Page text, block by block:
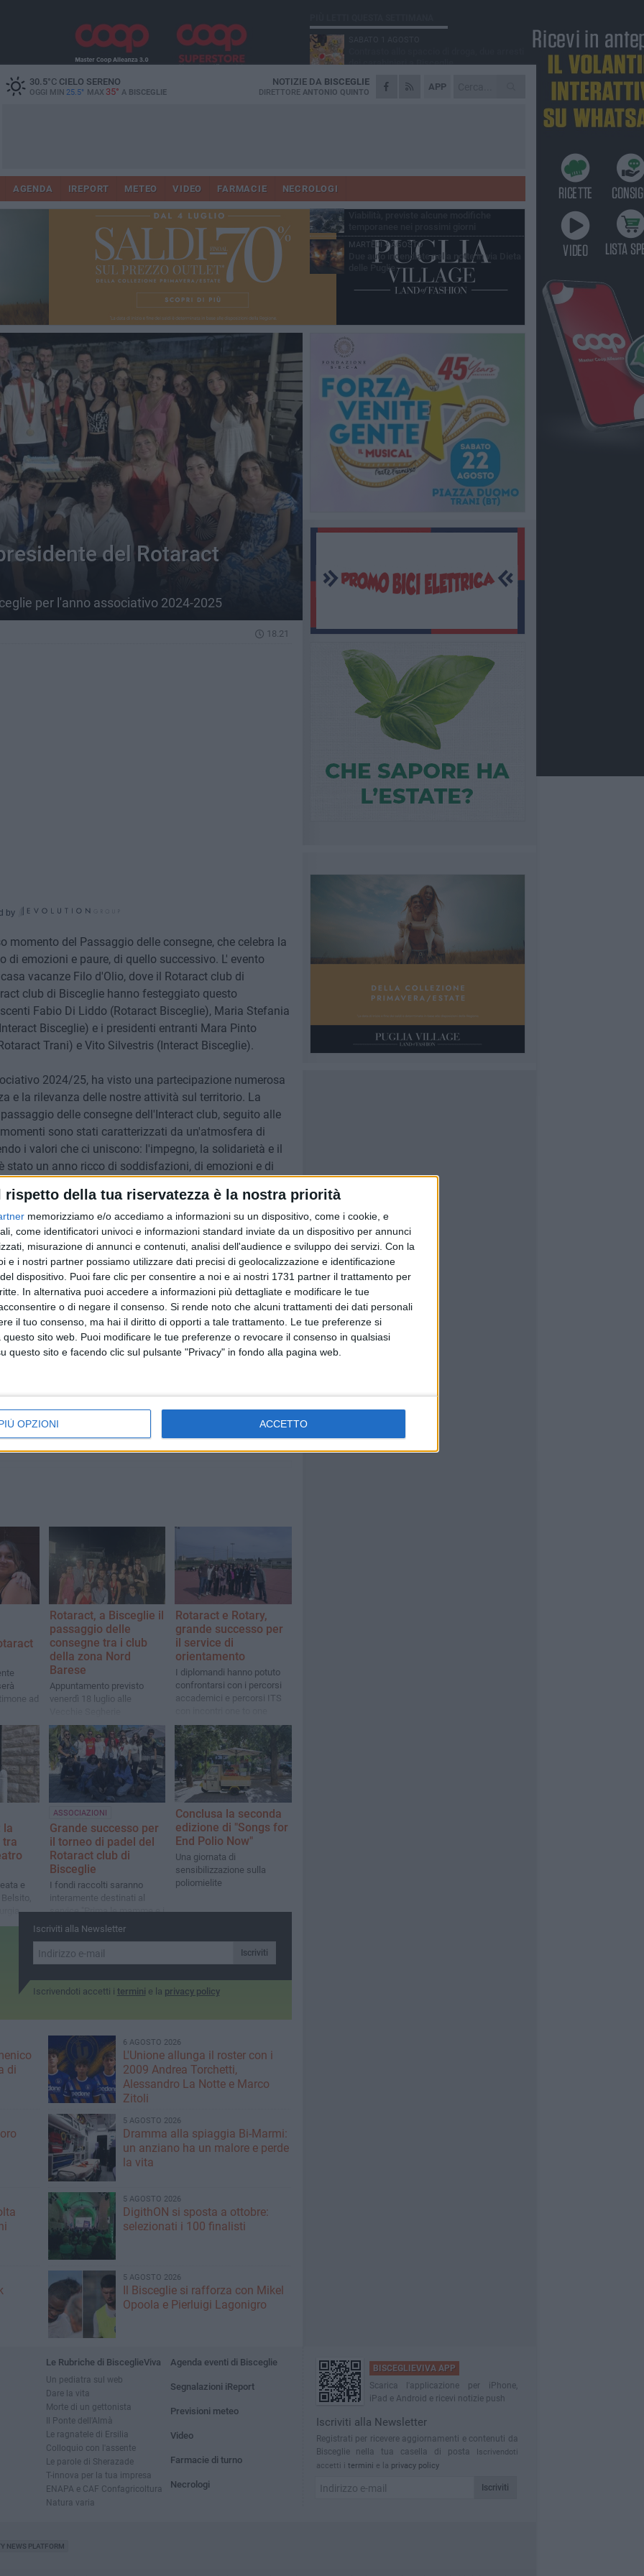
rispetto della tua riservatezza è la nostra priorità
memorizziamo e/o accediamo a informazioni su un dispositivo, come i cookie, e
come identificatori univoci e informazioni standard inviate da un dispositivo per annunci
misurazione di annunci e contenuti, analisi dell'audience e sviluppo dei servizi. Con la
e i nostri partner possiamo utilizzare dati precisi di geolocalizzazione e identificazione
dispositivo. Puoi fare clic per consentire a noi e ai nostri 1731 partner il trattamento per
In alternativa puoi accedere a informazioni più dettagliate e modificare le tue
o di negare il consenso. Si rende noto che alcuni trattamenti dei dati personali
il tuo consenso, ma hai il diritto di opporti a tale trattamento. Le tue preferenze si
sito web. Puoi modificare le tue preferenze o revocare il consenso in qualsiasi
questo sito e facendo clic sul pulsante "Privacy" in fondo alla pagina web.
OPZIONI ACCETTO
30.5°CCIELO SERENO
OGGI MIN 25.5° MAX 35° A BISCEGLIE
APP
NOTIZIE DA BISCEGLIE
DIRETTORE ANTONIO QUINTO
AGENDA IREPORT METEO VIDEO FARMACIE NECROLOGI
del Rotaract
per l'anno associativo 2024-2025
18.21
by
momento del Passaggio delle consegne, che celebra la
emozioni e paure, di quello successivo. L' evento
vacanze Filo d'Olio, dove il Rotaract club di
club di Bisceglie hanno festeggiato questo
Fabio Di Liddo (Rotaract Bisceglie), Maria Stefania
Bisceglie) e i presidenti entranti Mara Pinto
Trani) e Vito Silvestris (Interact Bisceglie).
2024/25, ha visto una partecipazione numerosa
e la rilevanza delle nostre attività sul territorio. La
delle consegne dell'Interact club, seguito alle
sono stati caratterizzati da un'atmosfera di
i valori che ci uniscono: l'impegno, la solidarietà e il
stato un anno ricco di soddisfazioni, di emozioni e di
tutti i club coinvolti che ha visto collaborazioni con
club.
passione e della dedizione che ogni socio coinvolto
con l'aiuto di amici e dell'intera comunità.
degli stessi ideali. Insieme, si è in grado di fare la
allo sviluppo sociale e culturale del nostro
Civico: «Ci sono stati controlli
nelle aree pubbliche e private?»
ad
Rotaract, a Bisceglie il
passaggio delle
consegne tra i club
della zona Nord
Barese
Appuntamento previsto
venerdì 18 luglio alle
Rotaract e Rotary,
grande successo per
il service di
orientamento
I diplomandi hanno potuto
confrontarsi con i percorsi
accademici e percorsi ITS
la
tra
e
ASSOCIAZIONI
Grande successo per
il torneo di padel del
Rotaract club di
Bisceglie
I fondi raccolti saranno
interamente destinati al
service "Prima le mamme e i
bambini. Persone e
Conclusa la seconda
edizione di "Songs for
End Polio Now"
Una giornata di
sensibilizzazione sulla
poliomielite
Iscriviti alla Newsletter
Iscriviti
Iscrivendoti accetti i termini e la privacy policy
di
6 AGOSTO 2026
L'Unione allunga il roster con i
2009 Andrea Torchetti,
Alessandro La Notte e Marco
Zitoli
5 AGOSTO 2026
Dramma alla spiaggia Bi-Marmi:
un anziano ha un malore e perde
la vita
5 AGOSTO 2026
DigithON si sposta a ottobre:
selezionati i 100 finalisti
5 AGOSTO 2026
Il Bisceglie si rafforza con Mikel
Opoola e Pierluigi Lagonigro
dei carabinieri a Bisceglie
VENERDÌ 31 LUGLIO
Torna l'appuntamento con la Pastasciutta
Dramma alla spiaggia Bi-Marmi: un
VENERDÌ 31 LUGLIO
MARTEDÌ 4 AGOSTO
Due auto incendiate nella notte in via Dieta
delle Puglie
Le Rubriche di BisceglieViva
Un pediatra sul web
Dare la vita
Morte di un gettonista
Il Ponte dell'Almà
Le ragnatele di Ersilia
Colloquio con l'assente
Le parole di Sherazade
T-innova per la tua impresa
ENAPA e CAF Confagricoltura
Natura varia
Agenda eventi di Bisceglie
Segnalazioni iReport
Previsioni meteo
Video
Farmacie di turno
Necrologi
BISCEGLIEVIVA APP
Scarica l'applicazione per iPhone,
iPad e Android e ricevi notizie push
Iscriviti alla Newsletter
Registrati per ricevere aggiornamenti e contenuti da
Bisceglie nella tua casella di posta
Iscrivendoti
accetti i termini e la privacy policy
Iscriviti
NEWS PLATFORM